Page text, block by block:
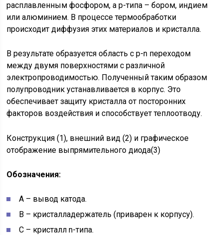
расплавленным фосфором, а р-типа – бором, индием
или алюминием. В процессе термообработки
происходит диффузия этих материалов и кристалла.
В результате образуется область с р-n переходом
между двумя поверхностями с различной
электропроводимостью. Полученный таким образом
полупроводник устанавливается в корпус. Это
обеспечивает защиту кристалла от посторонних
факторов воздействия и способствует теплоотводу.
Конструкция (1), внешний вид (2) и графическое
отображение выпрямительного диода(3)
Обозначения:
А – вывод катода.
В – кристалладержатель (приварен к корпусу).
С – кристалл n-типа.